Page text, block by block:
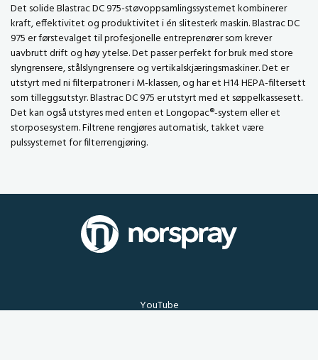
Det solide Blastrac DC 975-støvoppsamlingssystemet kombinerer
kraft, effektivitet og produktivitet i én slitesterk maskin. Blastrac DC
975 er førstevalget til profesjonelle entreprenører som krever
uavbrutt drift og høy ytelse. Det passer perfekt for bruk med store
slyngrensere, stålslyngrensere og vertikalskjæringsmaskiner. Det er
utstyrt med ni filterpatroner i M-klassen, og har et H14 HEPA-filtersett
som tilleggsutstyr. Blastrac DC 975 er utstyrt med et søppelkassesett.
Det kan også utstyres med enten et Longopac®-system eller et
storposesystem. Filtrene rengjøres automatisk, takket være
pulssystemet for filterrengjøring.
YouTube